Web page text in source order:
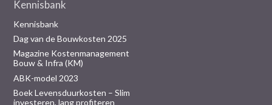
Kennisbank
Kennisbank
Dag van de Bouwkosten 2025
Magazine Kostenmanagement
Bouw & Infra (KM)
ABK-model 2023
Boek Levensduurkosten – Slim
investeren, lang profiteren